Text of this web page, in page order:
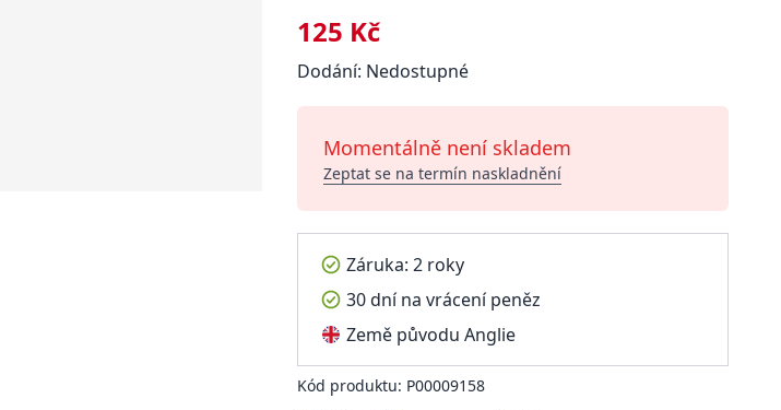
125 Kč
Dodání: Nedostupné
Momentálně není skladem
Zeptat se na termín naskladnění
Záruka: 2 roky
30 dní na vrácení peněz
Země původu Anglie
Kód produktu: P00009158